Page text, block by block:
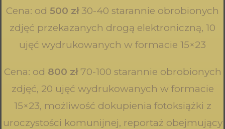
Cena: od 500 zł 30-40 starannie obrobionych
zdjęć przekazanych drogą elektroniczną, 10
ujęć wydrukowanych w formacie 15×23
Cena: od 800 zł 70-100 starannie obrobionych
zdjęć, 20 ujęć wydrukowanych w formacie
15×23, możliwość dokupienia fotoksiążki z
uroczystości komunijnej, reportaż obejmujący